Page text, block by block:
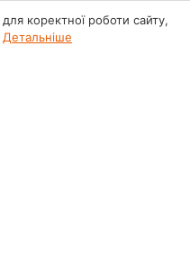
коректної роботи сайту,
Детальніше